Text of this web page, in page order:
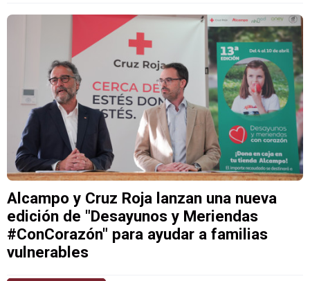
Alcampo y Cruz Roja lanzan una nueva
edición de "Desayunos y Meriendas
#ConCorazón" para ayudar a familias
vulnerables